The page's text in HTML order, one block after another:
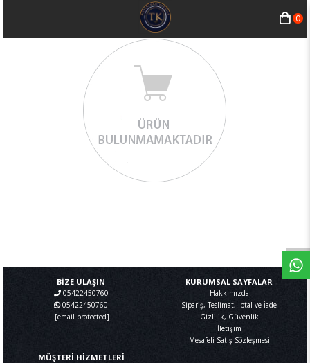
0
BİZE ULAŞIN
05422450760
05422450760
[email protected]
KURUMSAL SAYFALAR
Hakkımızda
Sipariş, Teslimat, İptal ve İade
Gizlilik, Güvenlik
İletişim
Mesafeli Satış Sözleşmesi
MÜŞTERİ HİZMETLERİ